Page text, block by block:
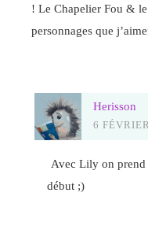
! Le Chapelier Fou &
personnages que
Herisson
6
Avec Lily on prend
début ;)